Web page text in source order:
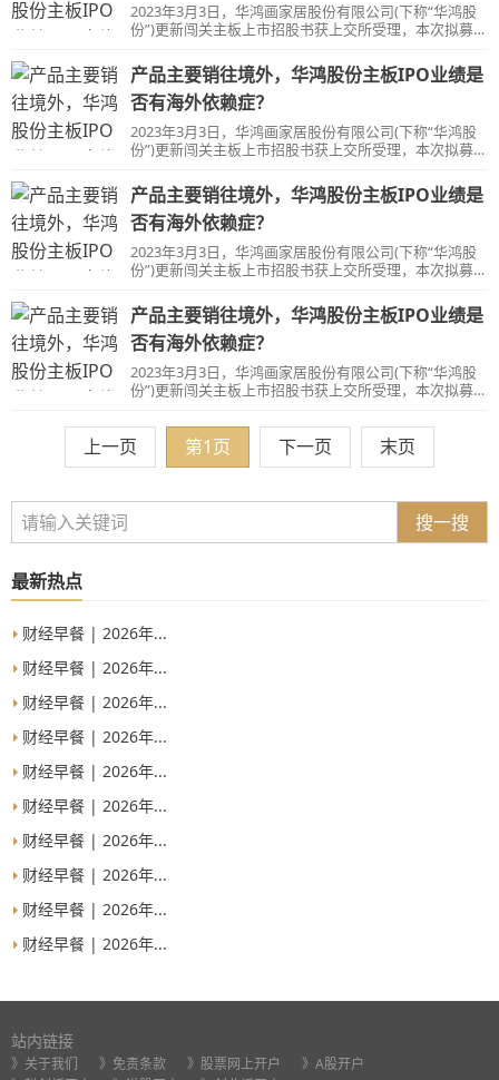
2023年3月3日，华鸿画家居股份有限公司(下称“华鸿股
份”)更新闯关主板上市招股书获上交所受理，本次拟募资
产品主要销往境外，华鸿股份主板IPO业绩是
否有海外依赖症？
2023年3月3日，华鸿画家居股份有限公司(下称“华鸿股
份”)更新闯关主板上市招股书获上交所受理，本次拟募资
产品主要销往境外，华鸿股份主板IPO业绩是
否有海外依赖症？
2023年3月3日，华鸿画家居股份有限公司(下称“华鸿股
份”)更新闯关主板上市招股书获上交所受理，本次拟募资
产品主要销往境外，华鸿股份主板IPO业绩是
否有海外依赖症？
2023年3月3日，华鸿画家居股份有限公司(下称“华鸿股
份”)更新闯关主板上市招股书获上交所受理，本次拟募资
上一页 第1页 下一页 末页
搜一搜
最新热点
财经早餐 | 2026年...
财经早餐 | 2026年...
财经早餐 | 2026年...
财经早餐 | 2026年...
财经早餐 | 2026年...
财经早餐 | 2026年...
财经早餐 | 2026年...
财经早餐 | 2026年...
财经早餐 | 2026年...
财经早餐 | 2026年...
站内链接
》关于我们 》免责条款 》股票网上开户
》A股开户